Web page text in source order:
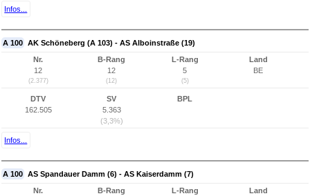
Infos...
A 100 AK Schöneberg (A 103) - AS Alboinstraße (19)
Nr.
12
(2.377)
B-Rang
12
(12)
L-Rang
5
(5)
Land
BE
DTV
162.505
SV
5.363
(3,3%)
BPL
Infos...
A 100 AS Spandauer Damm (6) - AS Kaiserdamm (7)
Nr.
B-Rang
L-Rang
Land